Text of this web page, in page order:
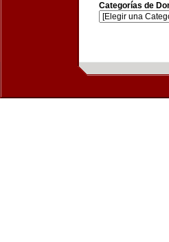
Categorías de